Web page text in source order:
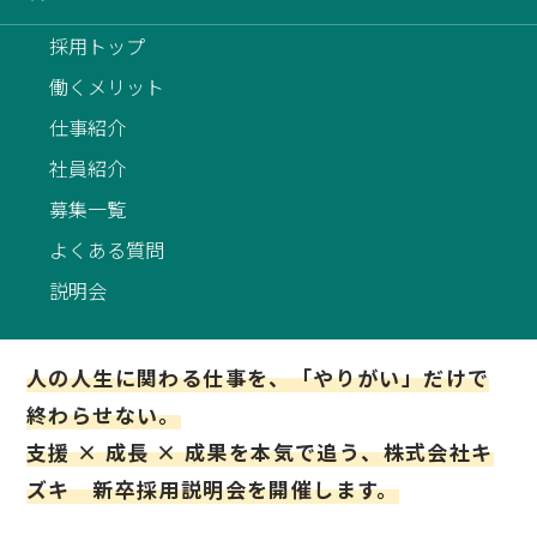
採用トップ
働くメリット
仕事紹介
社員紹介
募集一覧
よくある質問
説明会
人の人生に関わる仕事を、「やりがい」だけで
終わらせない。
支援 × 成長 × 成果を本気で追う、株式会社キ
ズキ 新卒採用説明会を開催します。